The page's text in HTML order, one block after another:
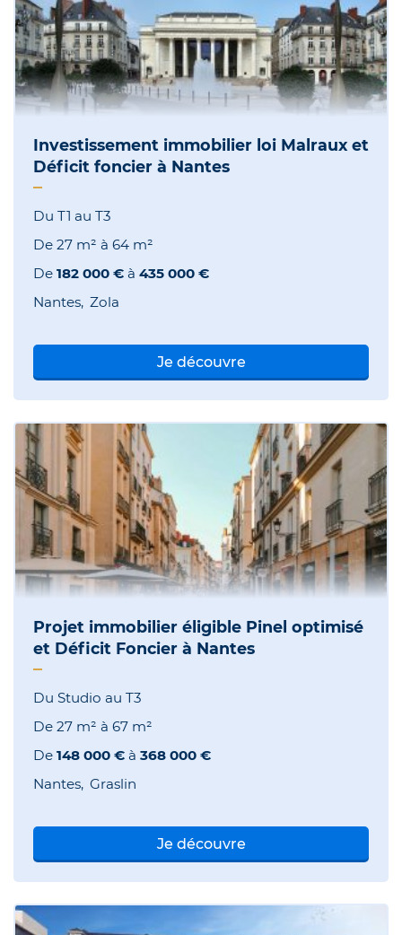
Investissement immobilier loi Malraux et
Déficit foncier à Nantes
Du T1 au T3
De 27 m² à 64 m²
De 182 000 € à 435 000 €
Nantes Zola
Je découvre
Projet immobilier éligible Pinel optimisé
et Déficit Foncier à Nantes
Du Studio au T3
De 27 m² à 67 m²
De 148 000 € à 368 000 €
Nantes Graslin
Je découvre